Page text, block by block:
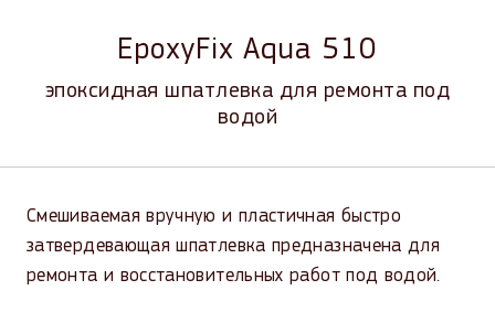
EpoxyFix Aqua 510
эпоксидная шпатлевка для ремонта под
водой
Смешиваемая вручную и пластичная быстро
затвердевающая шпатлевка предназначена для
ремонта и восстановительных работ под водой.